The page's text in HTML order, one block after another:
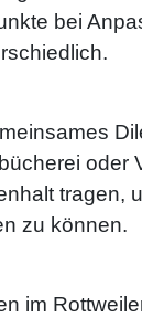
bei
oder
tragen,
zu können.
im